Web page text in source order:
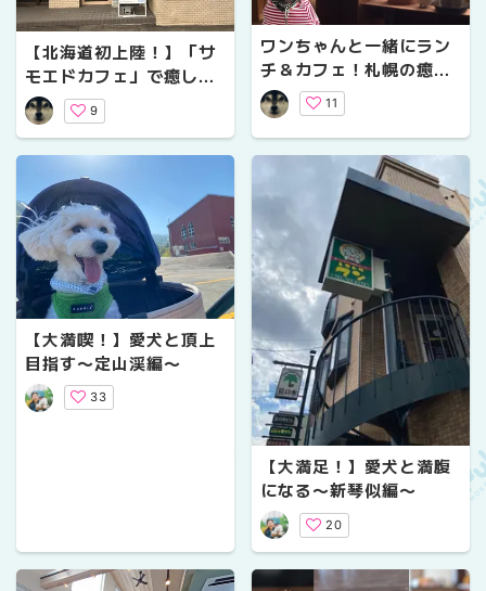
【北海道初上陸！】「サ
モエドカフェ」で癒しの
もふもふ体験
9
ワンちゃんと一緒にラン
チ＆カフェ！札幌の癒し
スポット『シバキチカフ
ェ』
11
【大満喫！】愛犬と頂上
目指す〜定山渓編〜
33
【大満足！】愛犬と満腹
になる〜新琴似編〜
20